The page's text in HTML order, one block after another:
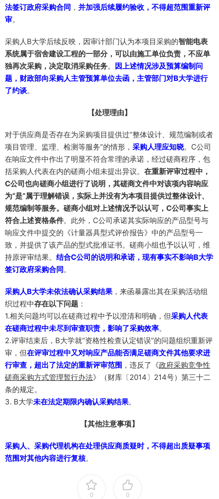
法签订政府采购合同 ， 并加强后续履约验收，不得超范围重新评
审。
采购人B大学后续反映，因审计部门认为本项目采购的智能电表
系统属于宿舍建设工程的一部分，可以由施工单位负责，不应单
独再次采购，决定取消采购任务。 因上述情况涉及预算编制问
题，财政部向采购人主管预算单位去函，主管部门对B大学进行
了约谈。
【处理理由】
对于供应商是否存在为采购项目提供过“整体设计、规范编制或者
项目管理、监理、检测等服务”的情形， 采购人理应知晓。C公司
在响应文件中作出了明显不符合常理的承诺，经过磋商程序，包
括采购人代表在内的磋商小组未提出异议。 在重新评审过程中，
C公司也向磋商小组进行了说明，其磋商文件中对该项内容响应
为“是”属于理解错误，实际上并没有为本项目提供过整体设计、
规范编制等服务。磋商小组对上述情况予以认可，C公司事实上
符合上述资格条件。此外，C公司承诺其实际响应的产品型号与
响应文件中提交的《计量器具型式评价报告》中的产品型号一
致，并提供了该产品的型式批准证书。磋商小组也予以认可，维
持原评审结果。 结合C公司的说明和承诺，现有事实不影响B大学
签订政府采购合同。
采购人B大学未依法确认采购结果 ，来函暴露出其在采购活动组
织过程中存在以下问题 ：
1.相关问题均可以在磋商过程中予以澄清和明确，但采购人代表
在磋商过程中未尽到审查职责，影响了采购效率。
2.评审结束后，B大学就“资格性检查认定错误”的问题组织重新评
审，但在评审过程中又对响应产品能否满足磋商文件其他要求进
行审查，超出了法定的重新评审范围 ，违反了《政府采购竞争性
磋商采购方式管理暂行办法》（财库〔2014〕214号）第三十二
条的规定。
3. B大学未在法定期限内确认采购结果。
【其他注意事项】
采购人、采购代理机构在处理供应商质疑时，不得超出质疑事项
范围对其他内容进行复核。
0 0